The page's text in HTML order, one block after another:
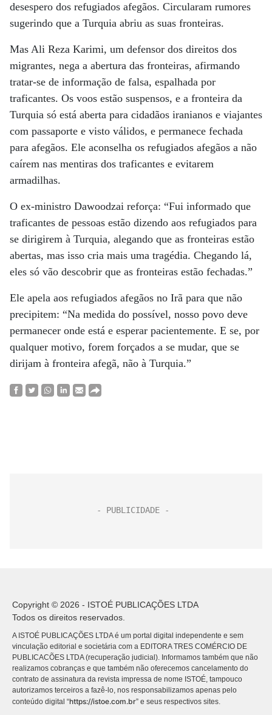
desespero dos refugiados afegãos. Circularam rumores
sugerindo que a Turquia abriu as suas fronteiras.
Mas Ali Reza Karimi, um defensor dos direitos dos
migrantes, nega a abertura das fronteiras, afirmando
tratar-se de informação de falsa, espalhada por
traficantes. Os voos estão suspensos, e a fronteira da
Turquia só está aberta para cidadãos iranianos e viajantes
com passaporte e visto válidos, e permanece fechada
para afegãos. Ele aconselha os refugiados afegãos a não
caírem nas mentiras dos traficantes e evitarem
armadilhas.
O ex-ministro Dawoodzai reforça: “Fui informado que
traficantes de pessoas estão dizendo aos refugiados para
se dirigirem à Turquia, alegando que as fronteiras estão
abertas, mas isso cria mais uma tragédia. Chegando lá,
eles só vão descobrir que as fronteiras estão fechadas.”
Ele apela aos refugiados afegãos no Irã para que não
precipitem: “Na medida do possível, nosso povo deve
permanecer onde está e esperar pacientemente. E se, por
qualquer motivo, forem forçados a se mudar, que se
dirijam à fronteira afegã, não à Turquia.”
Copyright © 2026 - ISTOÉ PUBLICAÇÕES LTDA
Todos os direitos reservados.
A ISTOÉ PUBLICAÇÕES LTDA é um portal digital independente e sem
vinculação editorial e societária com a EDITORA TRES COMÉRCIO DE
PUBLICACÕES LTDA (recuperação judicial). Informamos também que não
realizamos cobranças e que também não oferecemos cancelamento do
contrato de assinatura da revista impressa de nome ISTOÉ, tampouco
autorizamos terceiros a fazê-lo, nos responsabilizamos apenas pelo
conteúdo digital “https://istoe.com.br” e seus respectivos sites.